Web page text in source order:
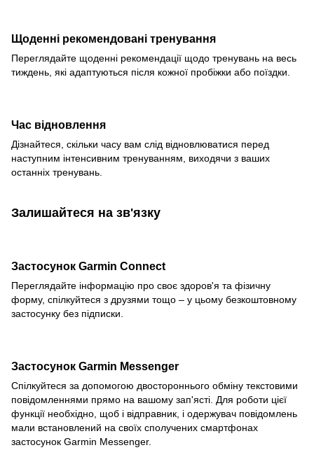
Щоденні рекомендовані тренування
Переглядайте щоденні рекомендації щодо тренувань на весь
тиждень, які адаптуються після кожної пробіжки або поїздки.
Час відновлення
Дізнайтеся, скільки часу вам слід відновлюватися перед
наступним інтенсивним тренуванням, виходячи з ваших
останніх тренувань.
Залишайтеся на зв'язку
Застосунок Garmin Connect
Переглядайте інформацію про своє здоров'я та фізичну
форму, спілкуйтеся з друзями тощо – у цьому безкоштовному
застосунку без підписки.
Застосунок Garmin Messenger
Спілкуйтеся за допомогою двостороннього обміну текстовими
повідомленнями прямо на вашому зап'ясті. Для роботи цієї
функції необхідно, щоб і відправник, і одержувач повідомлень
мали встановлений на своїх сполучених смартфонах
застосунок Garmin Messenger.